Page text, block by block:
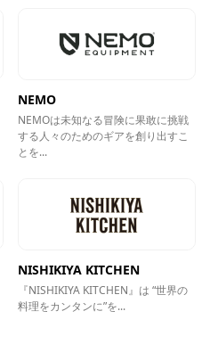
NEMO
NEMOは未知なる冒険に果敢に挑戦
する人々のためのギアを創り出すこ
とを...
NISHIKIYA KITCHEN
『NISHIKIYA KITCHEN』は “世界の
料理をカンタンに”を...